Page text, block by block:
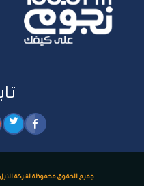
جميع الحقوق محفوظة لشركة النيل